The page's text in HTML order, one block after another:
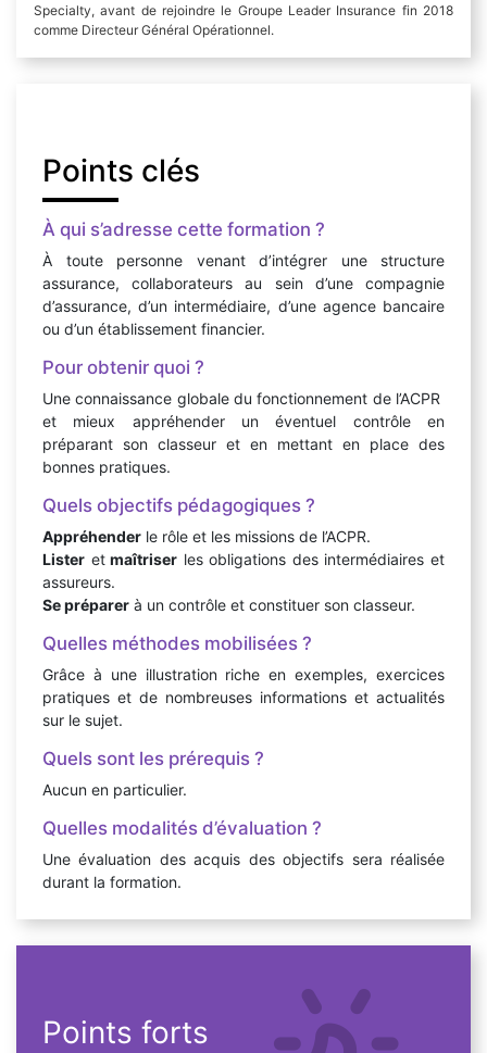
Specialty, avant de rejoindre le Groupe Leader Insurance fin 2018
comme Directeur Général Opérationnel.
Points clés
À qui s’adresse cette formation ?
À toute personne venant d’intégrer une structure
assurance, collaborateurs au sein d’une compagnie
d’assurance, d’un intermédiaire, d’une agence bancaire
ou d’un établissement financier.
Pour obtenir quoi ?
Une connaissance globale du fonctionnement de l’ACPR
et mieux appréhender un éventuel contrôle en
préparant son classeur et en mettant en place des
bonnes pratiques.
Quels objectifs pédagogiques ?
Appréhender le rôle et les missions de l’ACPR.
Lister etmaîtriser les obligations des intermédiaires et
assureurs.
Se préparer à un contrôle et constituer son classeur.
Quelles méthodes mobilisées ?
Grâce à une illustration riche en exemples, exercices
pratiques et de nombreuses informations et actualités
sur le sujet.
Quels sont les prérequis ?
Aucun en particulier.
Quelles modalités d’évaluation ?
Une évaluation des acquis des objectifs sera réalisée
durant la formation.
Points forts